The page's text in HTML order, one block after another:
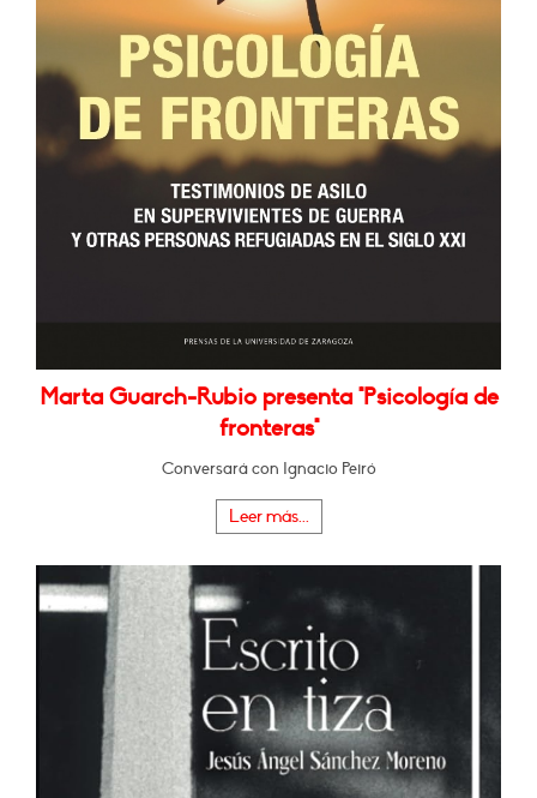
Marta Guarch-Rubio presenta "Psicología de
fronteras"
Conversará con Ignacio Peiró
Leer más...